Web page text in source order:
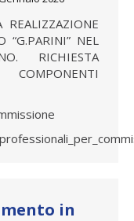
“G.PARINI” NEL
RICHIESTA
in